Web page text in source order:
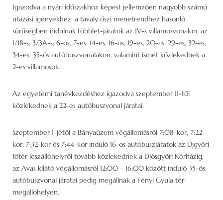
Igazodva a nyári időszakhoz képest jellemzően nagyobb számú
utazási igényekhez, a tavaly őszi menetrendhez hasonló
sűrűségben indulnak többlet-járatok az 1V-s villamosvonalon, az
1/1B-s, 3/3A-s, 6-os, 7-es, 14-es, 16-os, 19-es, 20-as, 29-es, 32-es,
34-es, 35-ös autóbuszvonalakon, valamint ismét közlekednek a
2-es villamosok.
Az egyetemi tanévkezdéshez igazodva szeptember 11-től
közlekednek a 22-es autóbuszvonal járatai.
Szeptember 1-jétől a Bányaüzem végállomásról 7:08-kor, 7:22-
kor, 7:32-kor és 7:44-kor induló 16-os autóbuszjáratok az Újgyőri
főtér leszállóhelyről tovább közlekednek a Diósgyőri Kórházig,
az Avas kilátó végállomásról 12:00 – 16:00 között induló 35-ös
autóbuszvonal járatai pedig megállnak a Fényi Gyula tér
megállóhelyen.